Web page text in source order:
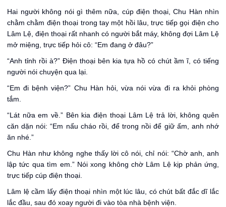
Hai người không nói gì thêm nữa, cúp điện thoại, Chu Hàn nhìn
chằm chằm điện thoại trong tay một hồi lâu, trực tiếp gọi điện cho
Lâm Lệ, điện thoại rất nhanh có người bắt máy, không đợi Lâm Lệ
mở miệng, trực tiếp hỏi cô: “Em đang ở đâu?”
“Anh tỉnh rồi à?” Điện thoại bên kia tựa hồ có chút ầm ĩ, có tiếng
người nói chuyện qua lại.
“Em đi bệnh viện?” Chu Hàn hỏi, vừa nói vừa đi ra khỏi phòng
tắm.
“Lát nữa em về.” Bên kia điện thoại Lâm Lệ trả lời, không quên
căn dặn nói: “Em nấu cháo rồi, để trong nồi để giữ ấm, anh nhớ
ăn nhé.”
Chu Hàn như không nghe thấy lời cô nói, chỉ nói: “Chờ anh, anh
lập tức qua tìm em.” Nói xong không chờ Lâm Lệ kịp phản ứng,
trực tiếp cúp điện thoại.
Lâm lệ cầm lấy điện thoại nhìn một lúc lâu, có chút bất đắc dĩ lắc
lắc đầu, sau đó xoay người đi vào tòa nhà bệnh viện.